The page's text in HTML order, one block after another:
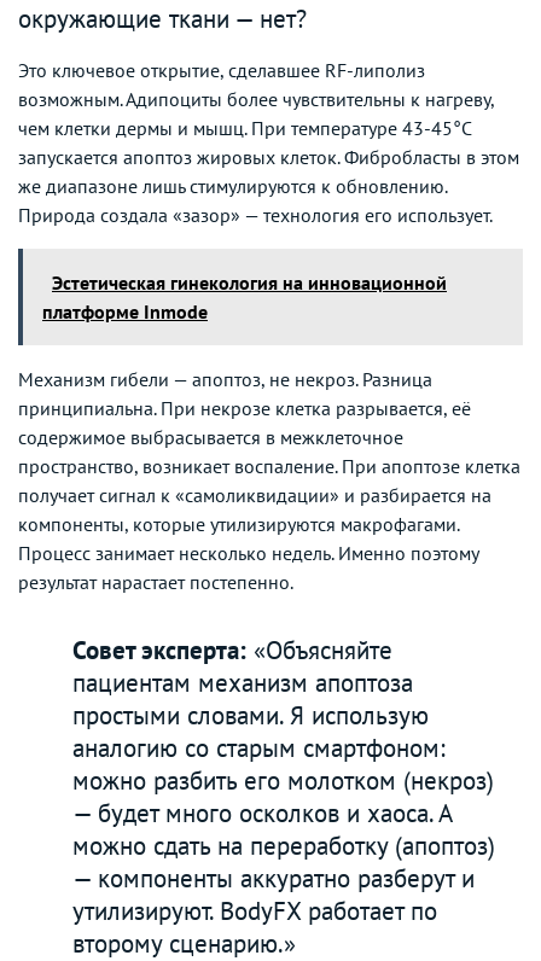
окружающие ткани — нет?
Это ключевое открытие, сделавшее RF-липолиз
возможным. Адипоциты более чувствительны к нагреву,
чем клетки дермы и мышц. При температуре 43-45°C
запускается апоптоз жировых клеток. Фибробласты в этом
же диапазоне лишь стимулируются к обновлению.
Природа создала «зазор» — технология его использует.
Эстетическая гинекология на инновационной
платформе Inmode
Механизм гибели — апоптоз, не некроз. Разница
принципиальна. При некрозе клетка разрывается, её
содержимое выбрасывается в межклеточное
пространство, возникает воспаление. При апоптозе клетка
получает сигнал к «самоликвидации» и разбирается на
компоненты, которые утилизируются макрофагами.
Процесс занимает несколько недель. Именно поэтому
результат нарастает постепенно.
Совет эксперта: «Объясняйте
пациентам механизм апоптоза
простыми словами. Я использую
аналогию со старым смартфоном:
можно разбить его молотком (некроз)
— будет много осколков и хаоса. А
можно сдать на переработку (апоптоз)
— компоненты аккуратно разберут и
утилизируют. BodyFX работает по
второму сценарию.»